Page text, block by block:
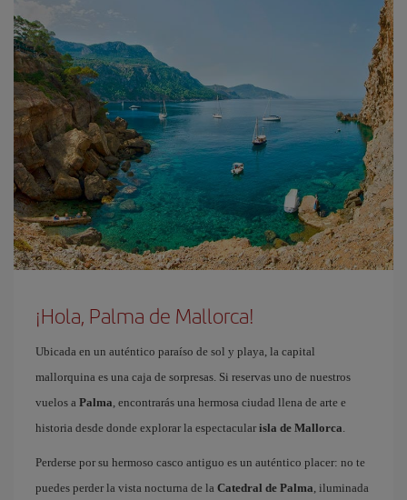
¡Hola, Palma de Mallorca!
Ubicada en un auténtico paraíso de sol y playa, la capital
mallorquina es una caja de sorpresas. Si reservas uno de nuestros
vuelos a Palma, encontrarás una hermosa ciudad llena de arte e
historia desde donde explorar la espectacular isla de Mallorca.
Perderse por su hermoso casco antiguo es un auténtico placer: no te
puedes perder la vista nocturna de la Catedral de Palma, iluminada